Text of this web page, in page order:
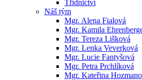
Třídnictví
Náš tým
Mgr. Alena Fialová
Mgr. Kamila
Mgr. Tereza Lišková
Mgr. Lenka Veverková
Mgr. Lucie Fantyšová
Mgr. Petra Prchlíková
Mgr. Kateřina